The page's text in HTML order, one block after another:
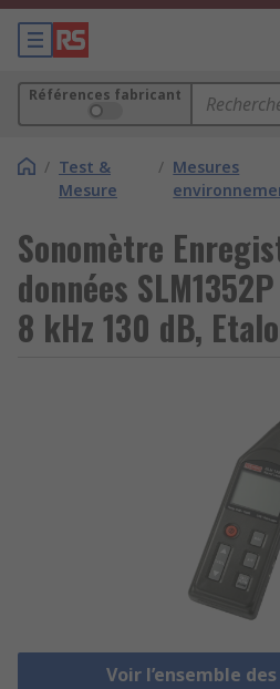
Références fabricant
/ Test &
Mesure
/ Mesures
Sonomètre
données
8 kHz 130 dB,
Voir l’ensemble